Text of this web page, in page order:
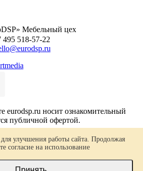
Мебельный цех
495 518-57-22
eurodsp.ru носит ознакомительный
публичной офертой.
обработки персональных данных
улучшения работы сайта. Продолжая
согласие на использование